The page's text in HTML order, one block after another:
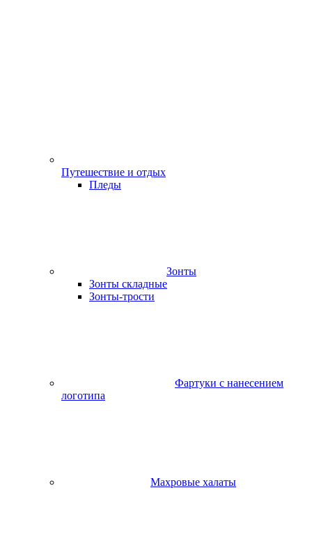
Путешествие и отдых
Пледы
Зонты
Зонты складные
Зонты-трости
Фартуки с нанесением
логотипа
Махровые халаты